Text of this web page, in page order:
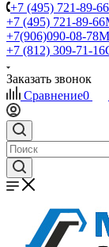
+7 (495) 721-89-66
+7 (495) 721-89-66
+7(906)090-08-78
+7 (812) 309-71-16
Заказать звонок
Сравнение0